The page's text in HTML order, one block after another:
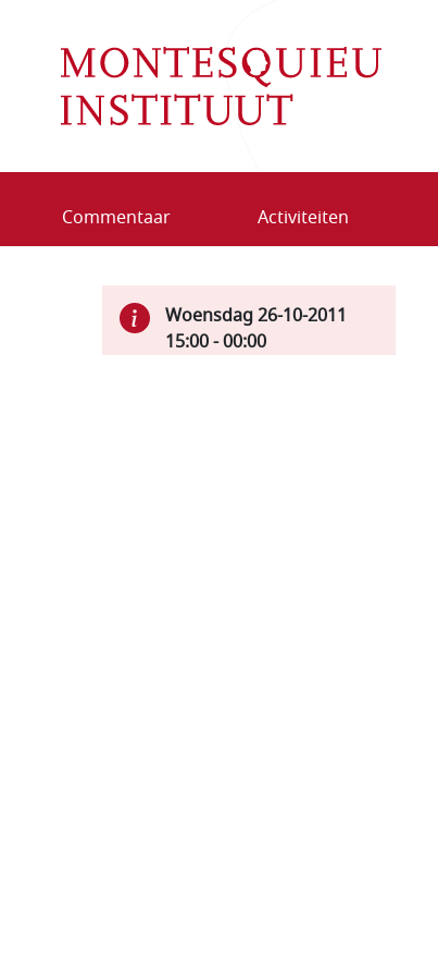
Commentaar Activiteiten
Woensdag 26-10-2011
15:00-00:00